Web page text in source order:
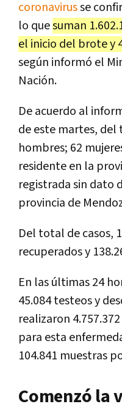
coronavirusse
lo quesuman
el inicio del brote y
según informó el
Nación.
De acuerdo al
de este martes, del
hombres; 62
residente en la
registrada sin dato
provincia de
Del total de casos,
recuperados y
En las últimas 24
45.084 testeos y
realizaron
para esta
104.841 muestras
Comenzó la